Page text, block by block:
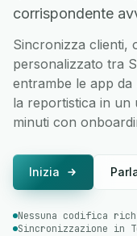
corrispondente
Sincronizza clienti,
personalizzato tra
entrambe le app
la reportistica in un
minuti con
Inizia
Nessuna codifica
Sincronizzazione in